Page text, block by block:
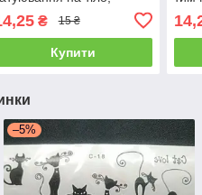
тимчасовий малюнок на
₴ 15 ₴
Купити
на
–5%